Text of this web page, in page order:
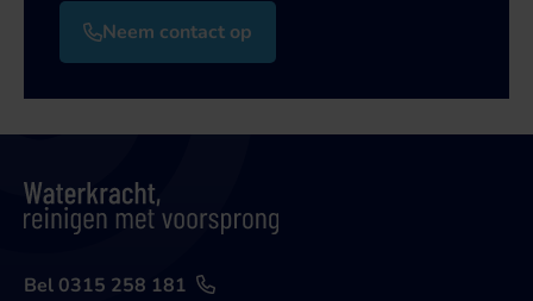
Neem contact op
Bel 0315 258 181